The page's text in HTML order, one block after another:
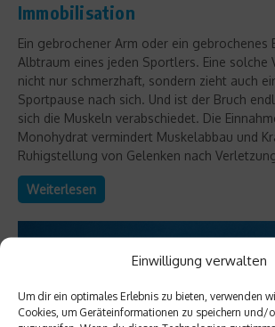
Einwilligung verwalten
Um dir ein optimales Erlebnis zu bieten, verwenden
Cookies, um Geräteinformationen zu speichern und/
Immobilisation
Ein gebrochener Arm oder ein gebrochenes
Albtraum eines jeden Sportlers. Eine solche
nicht nur schmerzhaft, sondern zieht auch
Sportpause nach sich. Und ist der Bruch
sich die Muskeln verabschiedet. Die
Monohydrat vermindert Muskelabbau und
Ruhigstellung von Gelenken nach
Weiterlesen